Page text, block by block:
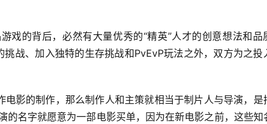
戏的背后，必然有大量优秀的“精英”人才的创意想法和品
挑战、加入独特的生存挑战和PvEvP玩法之外，双方为之投
影的制作，那么制作人和主策就相当于制片人与导演，是
的名字就愿意为一部电影买单，因为在新电影之前，这些知